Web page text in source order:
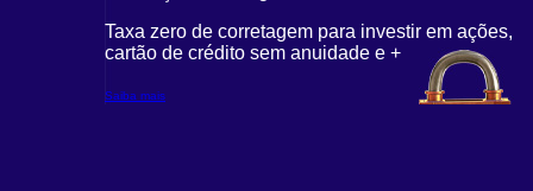
Taxa zero de corretagem para investir em ações,
cartão de crédito sem anuidade e +
Saiba mais